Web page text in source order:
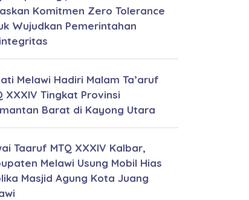
Komitmen Zero Tolerance
Wujudkan Pemerintahan
Melawi Hadiri Malam Ta’aruf
XXXIV Tingkat Provinsi
Barat di Kayong Utara
Taaruf MTQ XXXIV Kalbar,
Melawi Usung Mobil Hias
Masjid Agung Kota Juang